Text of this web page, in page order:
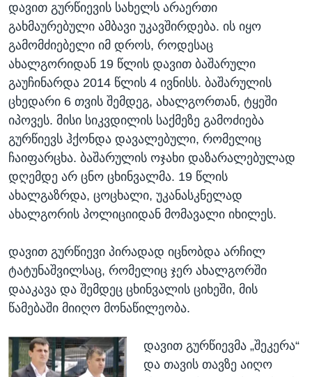
დავით გურწიევის სახელს არაერთი
გახმაურებული ამბავი უკავშირდება. ის იყო
გამომძიებელი იმ დროს, როდესაც
ახალგორიდან 19 წლის დავით ბაშარული
გაუჩინარდა 2014 წლის 4 ივნისს. ბაშარულის
ცხედარი 6 თვის შემდეგ, ახალგორთან, ტყეში
იპოვეს. მისი სიკვდილის საქმეზე გამოძიება
გურწიევს ჰქონდა დავალებული, რომელიც
ჩაიფარცხა. ბაშარულის ოჯახი დაზარალებულად
დღემდე არ ცნო ცხინვალმა. 19 წლის
ახალგაზრდა, ცოცხალი, უკანასკნელად
ახალგორის პოლიციიდან მომავალი იხილეს.
დავით გურწიევი პირადად იცნობდა არჩილ
ტატუნაშვილსაც, რომელიც ჯერ ახალგორში
დააკავა და შემდეც ცხინვალის ციხეში, მის
წამებაში მიიღო მონაწილეობა.
დავით გურწიევმა „შეკერა“
და თავის თავზე აიღო